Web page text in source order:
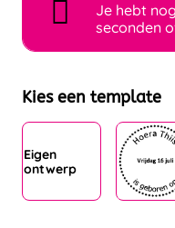
Je hebt nog
seconden
Kies een template
Eigen
ontwerp